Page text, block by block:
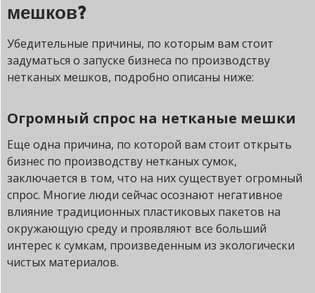
мешков?
Убедительные причины, по которым вам стоит
задуматься о запуске бизнеса по производству
нетканых мешков, подробно описаны ниже:
Огромный спрос на нетканые мешки
Еще одна причина, по которой вам стоит открыть
бизнес по производству нетканых сумок,
заключается в том, что на них существует огромный
спрос. Многие люди сейчас осознают негативное
влияние традиционных пластиковых пакетов на
окружающую среду и проявляют все больший
интерес к сумкам, произведенным из экологически
чистых материалов.